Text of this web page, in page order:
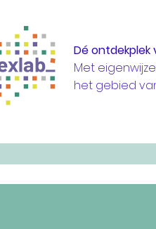
Dé
Met
het gebied